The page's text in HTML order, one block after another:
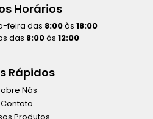
Horários
feira das 8:00às 18:00
das 8:00às 12:00
Rápidos
Nós
Contato